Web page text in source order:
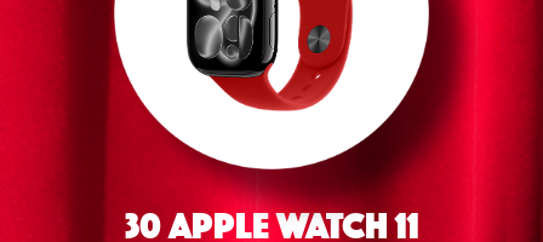
30 APPLE WATCH 11